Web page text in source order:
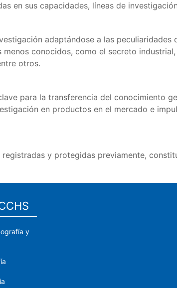
en sus capacidades, líneas de
adaptándose a las
conocidos, como el secreto
otros.
para la transferencia del conocimiento
en productos en el mercado e
y protegidas previamente,
y